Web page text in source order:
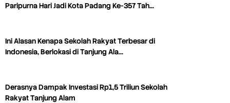
Paripurna Hari Jadi Kota Padang Ke-357 Tah…
Ini Alasan Kenapa Sekolah Rakyat Terbesar di
Indonesia, Berlokasi di Tanjung Ala…
Derasnya Dampak Investasi Rp1,5 Triliun Sekolah
Rakyat Tanjung Alam